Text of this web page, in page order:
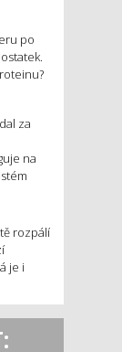
po
za
na
rozpálí
je i